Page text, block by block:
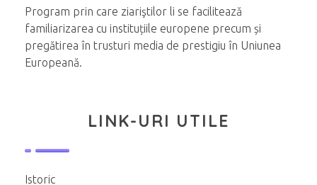
Program prin care ziariştilor li se facilitează
familiarizarea cu instituțiile europene precum și
pregătirea în trusturi media de prestigiu în Uniunea
Europeană.
LINK-URI UTILE
Istoric